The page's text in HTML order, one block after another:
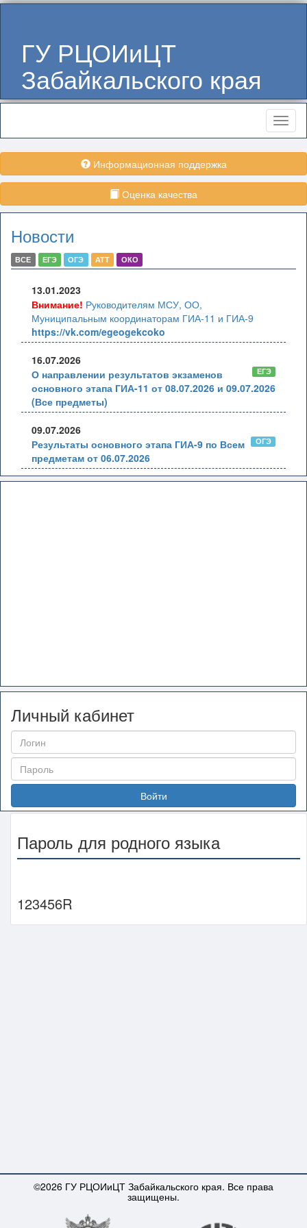
ГУ РЦОИиЦТ
Забайкальского края
Меню
Информационная поддержка
Оценка качества
Новости
ВСЕ ЕГЭ ОГЭ АТТ ОКО
13.01.2023
Внимание! Руководителям МСУ, ОО,
Муниципальным координаторам ГИА-11 и ГИА-9
https://vk.com/egeogekcoko
16.07.2026
ЕГЭ
О направлении результатов экзаменов
основного этапа ГИА-11 от 08.07.2026 и 09.07.2026
(Все предметы)
09.07.2026
ОГЭ
Результаты основного этапа ГИА-9 по Всем
предметам от 06.07.2026
Личный кабинет
Войти
Пароль для родного языка
123456R
©2026 ГУ РЦОИиЦТ Забайкальского края. Все права
защищены.